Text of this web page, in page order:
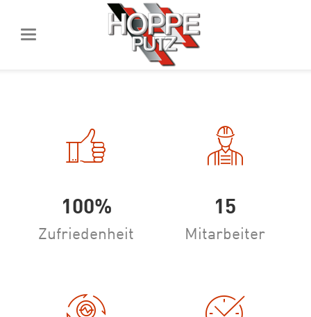
100%
Zufriedenheit
15
Mitarbeiter